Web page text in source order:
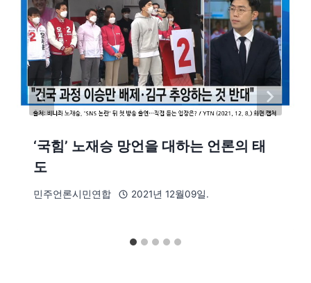
‘국힘’ 노재승 망언을 대하는 언론의 태
도
민주언론시민연합 2021년 12월09일.